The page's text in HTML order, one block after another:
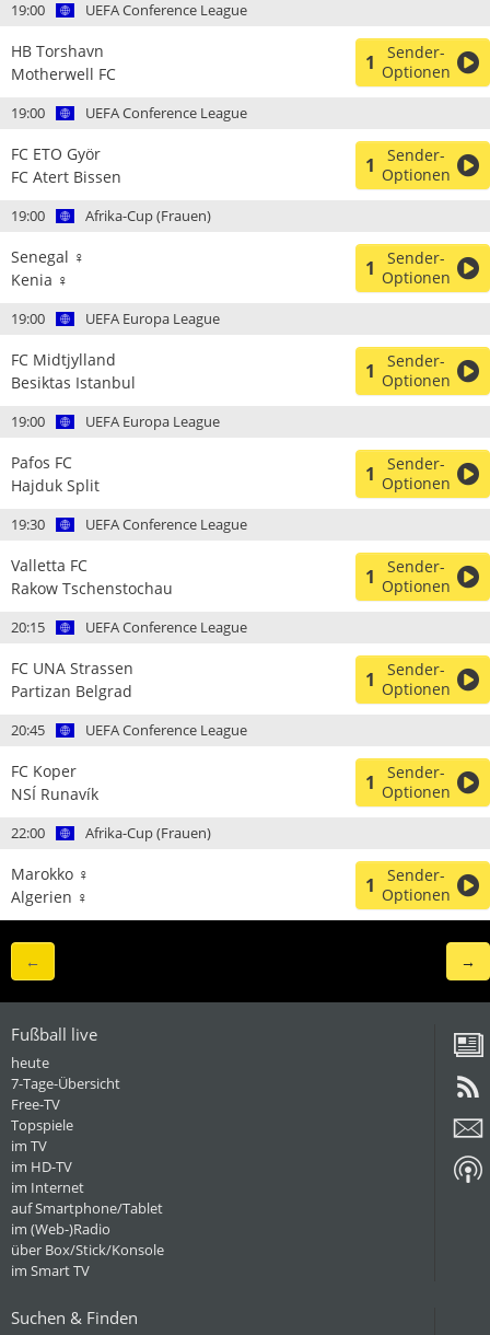
19:00 UEFA Conference League
HB Torshavn
Motherwell FC
1
Sender-
Optionen
19:00 UEFA Conference League
FC ETO Györ
FC Atert Bissen
1
Sender-
Optionen
19:00 Afrika-Cup (Frauen)
Senegal ♀
Kenia ♀
1
Sender-
Optionen
19:00 UEFA Europa League
FC Midtjylland
Besiktas Istanbul
1
Sender-
Optionen
19:00 UEFA Europa League
Pafos FC
Hajduk Split
1
Sender-
Optionen
19:30 UEFA Conference League
Valletta FC
Rakow Tschenstochau
1
Sender-
Optionen
20:15 UEFA Conference League
FC UNA Strassen
Partizan Belgrad
1
Sender-
Optionen
20:45 UEFA Conference League
FC Koper
NSÍ Runavík
1
Sender-
Optionen
22:00 Afrika-Cup (Frauen)
Marokko ♀
Algerien ♀
1
Sender-
Optionen
← →
Fußball live
heute
7-Tage-Übersicht
Free-TV
Topspiele
im TV
im HD-TV
im Internet
auf Smartphone/Tablet
im (Web-)Radio
über Box/Stick/Konsole
im Smart TV
Suchen & Finden